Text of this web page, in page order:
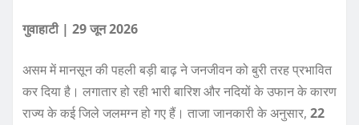
गुवाहाटी | 29 जून 2026
असम में मानसून की पहली बड़ी बाढ़ ने जनजीवन को बुरी तरह प्रभावित
कर दिया है। लगातार हो रही भारी बारिश और नदियों के उफान के कारण
राज्य के कई जिले जलमग्न हो गए हैं। ताजा जानकारी के अनुसार, 22